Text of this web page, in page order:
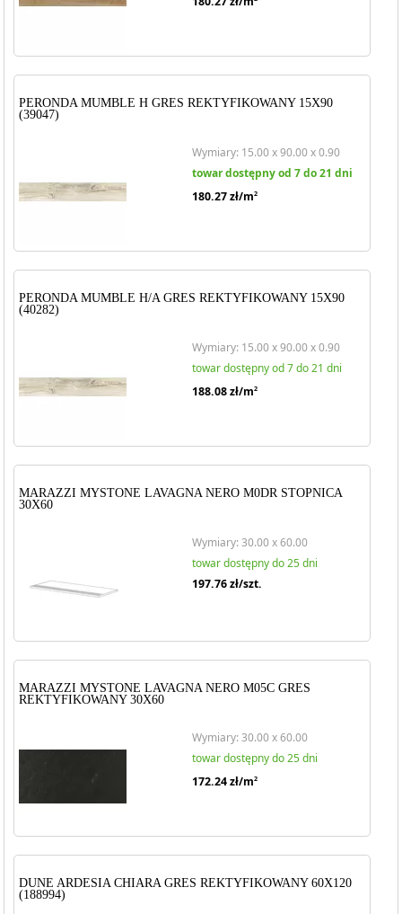
PERONDA MUMBLE H GRES REKTYFIKOWANY 15X90
(39047)
Wymiary: 15.00 x 90.00 x 0.90
towar dostępny od 7 do 21 dni
180.27zł/m2
PERONDA MUMBLE H/A GRES REKTYFIKOWANY 15X90
(40282)
Wymiary: 15.00 x 90.00 x 0.90
towar dostępny od 7 do 21 dni
188.08zł/m2
MARAZZI MYSTONE LAVAGNA NERO M0DR STOPNICA
30X60
Wymiary: 30.00 x 60.00
towar dostępny do 25 dni
197.76zł/szt.
MARAZZI MYSTONE LAVAGNA NERO M05C GRES
REKTYFIKOWANY 30X60
Wymiary: 30.00 x 60.00
towar dostępny do 25 dni
172.24zł/m2
DUNE ARDESIA CHIARA GRES REKTYFIKOWANY 60X120
(188994)